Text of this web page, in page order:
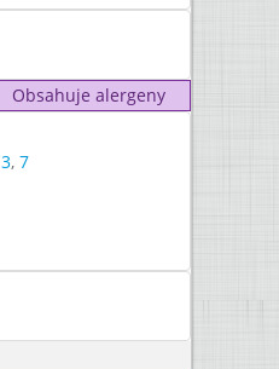
Obsahuje alergeny
3, 7